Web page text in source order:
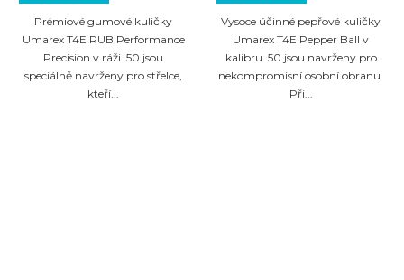
Prémiové gumové kuličky
Umarex T4E RUB Performance
Precision v ráži .50 jsou
speciálně navrženy pro střelce,
kteří...
Vysoce účinné pepřové kuličky
Umarex T4E Pepper Ball v
kalibru .50 jsou navrženy pro
nekompromisní osobní obranu.
Při...